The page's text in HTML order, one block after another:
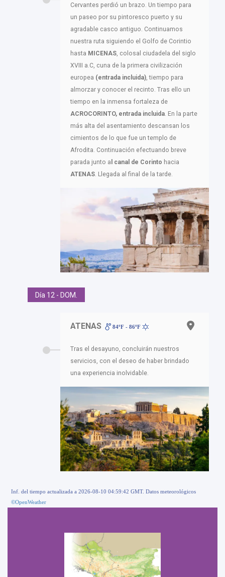
Cervantes perdió un brazo. Un tiempo para
un paseo por su pintoresco puerto y su
agradable casco antiguo. Continuamos
nuestra ruta siguiendo el Golfo de Corintio
hasta MICENAS , colosal ciudadela del siglo
XVIII a.C, cuna de la primera civilización
europea (entrada incluida) , tiempo para
almorzar y conocer el recinto. Tras ello un
tiempo en la inmensa fortaleza de
ACROCORINTO, entrada incluida . En la parte
más alta del asentamiento descansan los
cimientos de lo que fue un templo de
Afrodita. Continuación efectuando breve
parada junto a l canal de Corinto hacia
ATENAS . Llegada al final de la tarde.
Día 12 - DOM.
ATENAS 84ºF - 86ºF
Tras el desayuno, concluirán nuestros
servicios, con el deseo de haber brindado
una experiencia inolvidable.
Inf. del tiempo actualizada a 2026-08-10 04:59:42 GMT. Datos meteorológicos
©OpenWeather